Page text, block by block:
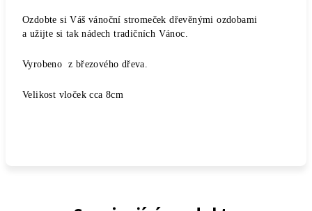
Ozdobte si Váš vánoční stromeček dřevěnými ozdobami
a užijte si tak nádech tradičních Vánoc.
Vyrobeno z březového dřeva.
Velikost vloček cca 8cm